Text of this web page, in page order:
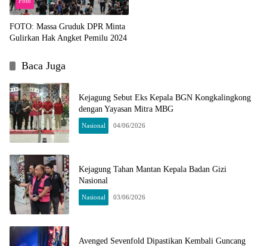
FOTO: Massa Gruduk DPR Minta
Gulirkan Hak Angket Pemilu 2024
Baca Juga
Kejagung Sebut Eks Kepala BGN Kongkalingkong
dengan Yayasan Mitra MBG
Nasional 04/06/2026
Kejagung Tahan Mantan Kepala Badan Gizi
Nasional
Nasional 03/06/2026
Avenged Sevenfold Dipastikan Kembali Guncang